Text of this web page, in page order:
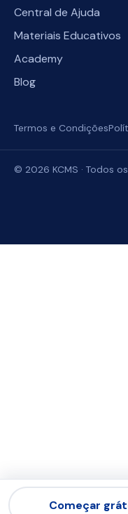
Central de Ajuda
Materiais Educativos
Academy
Blog
Termos e Condições
© 2026 KCMS · Todos
Começar